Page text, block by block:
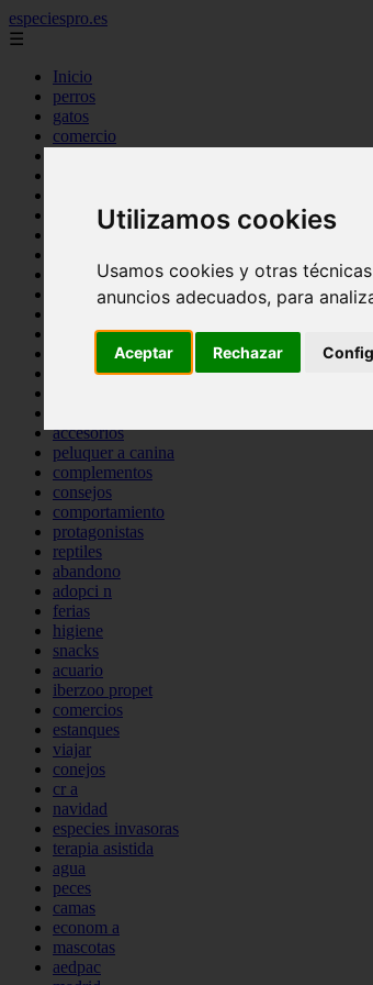
Utilizamos cookies
Usamos cookies y otras
anuncios adecuados, para
Aceptar Rechazar
especiespro.es
☰
Inicio
perros
gatos
comercio
tenencia responsable
mantenimiento
bienestar
peque os mam feros
verano
accesorios
peluquer a canina
complementos
consejos
comportamiento
protagonistas
reptiles
abandono
adopci n
ferias
higiene
snacks
acuario
iberzoo propet
comercios
estanques
viajar
conejos
cr a
navidad
especies invasoras
terapia asistida
agua
peces
camas
econom a
mascotas
aedpac